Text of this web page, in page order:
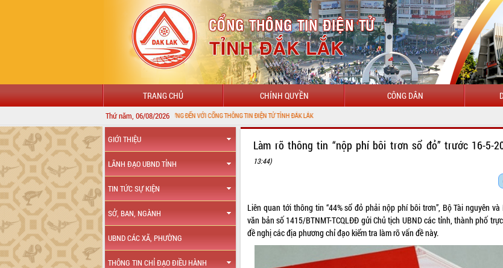
TRANG CHỦ CHÍNH QUYỀN CÔNG DÂN
Thứ năm, 06/08/2026
CHÀO MỪNG ĐẾN VỚI CỔNG THÔNG TIN ĐIỆN TỬ TỈNH ĐẮK LẮK
GIỚI THIỆU
LÃNH ĐẠO UBND TỈNH
TIN TỨC SỰ KIỆN
SỞ, BAN, NGÀNH
UBND CÁC XÃ, PHƯỜNG
THÔNG TIN CHỈ ĐẠO ĐIỀU HÀNH
Làm rõ thông tin “nộp phí bôi trơn sổ đỏ” trước 16-5-
13:44)
Liên quan tới thông tin “44% sổ đỏ phải nộp phí bôi trơn”, Bộ Tài nguyên
văn bản số 1415/BTNMT-TCQLĐĐ gửi Chủ tịch UBND các tỉnh, thành phố
đề nghị các địa phương chỉ đạo kiểm tra làm rõ vấn đề này.